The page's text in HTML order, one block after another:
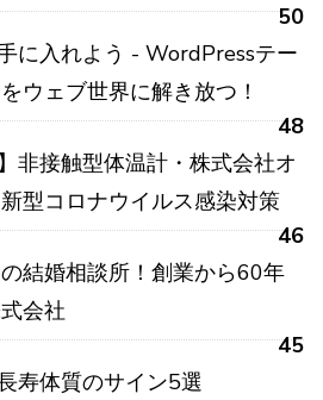
50
に入れよう - WordPressテー
ウェブ世界に解き放つ！
48
非接触型体温計・株式会社オ
型コロナウイルス感染対策
46
の結婚相談所！創業から60年
会社
45
寿体質のサイン5選